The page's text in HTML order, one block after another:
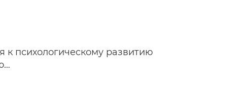
психологическому развитию